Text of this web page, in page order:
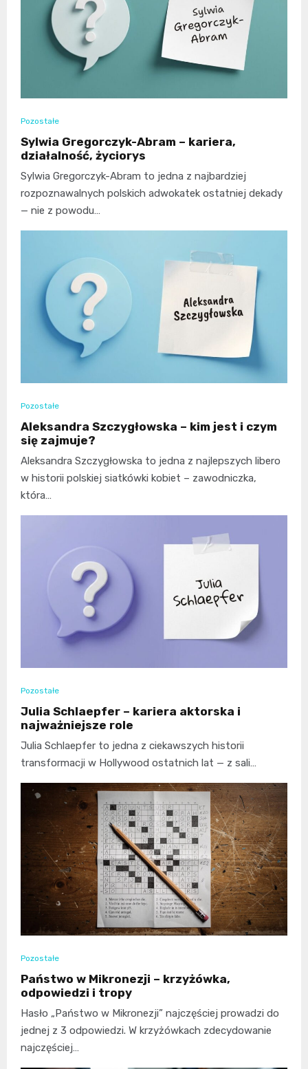
Pozostałe
Sylwia Gregorczyk-Abram – kariera,
działalność, życiorys
Sylwia Gregorczyk-Abram to jedna z najbardziej
rozpoznawalnych polskich adwokatek ostatniej dekady
— nie z powodu…
Pozostałe
Aleksandra Szczygłowska – kim jest i czym
się zajmuje?
Aleksandra Szczygłowska to jedna z najlepszych libero
w historii polskiej siatkówki kobiet – zawodniczka,
która…
Pozostałe
Julia Schlaepfer – kariera aktorska i
najważniejsze role
Julia Schlaepfer to jedna z ciekawszych historii
transformacji w Hollywood ostatnich lat — z sali…
Pozostałe
Państwo w Mikronezji – krzyżówka,
odpowiedzi i tropy
Hasło „Państwo w Mikronezji” najczęściej prowadzi do
jednej z 3 odpowiedzi. W krzyżówkach zdecydowanie
najczęściej…